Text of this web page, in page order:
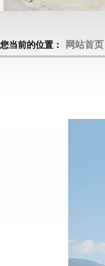
您当前的位置： 网站首页